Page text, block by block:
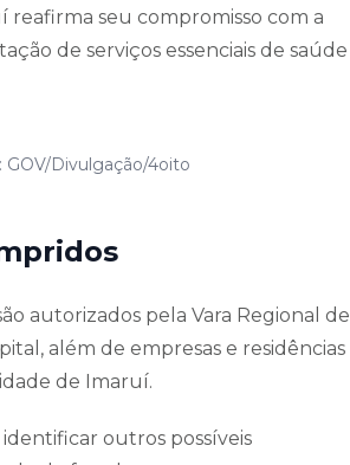
seu compromisso com a
de serviços essenciais de saúde
Divulgação/4oito
autorizados pela Vara Regional de
além de empresas e residências
de Imaruí.
outros possíveis